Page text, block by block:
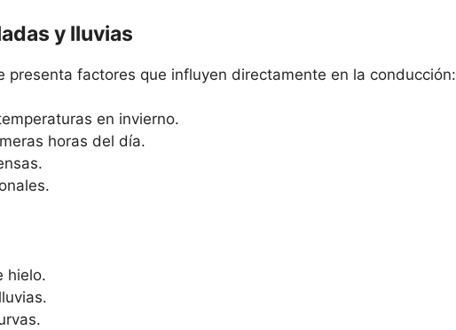
y lluvias
presenta factores que influyen directamente en la conducción:
en invierno.
horas del día.
hielo.